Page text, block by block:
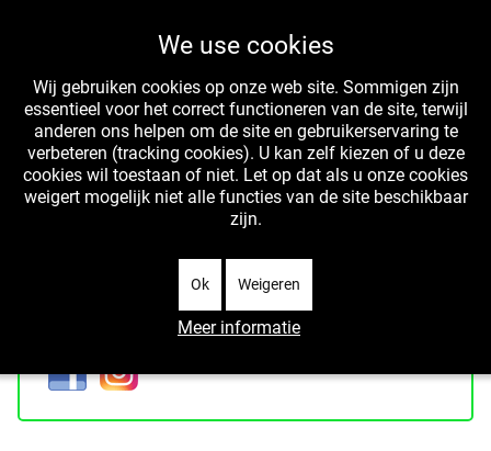
WIT is het collectief van professioneel werkende
We use cookies
Wij gebruiken cookies op onze web site. Sommigen zijn
essentieel voor het correct functioneren van de site, terwijl
anderen ons helpen om de site en gebruikerservaring te
verbeteren (tracking cookies). U kan zelf kiezen of u deze
cookies wil toestaan of niet. Let op dat als u onze cookies
weigert mogelijk niet alle functies van de site beschikbaar
zijn.
Ok Weigeren
Meer informatie